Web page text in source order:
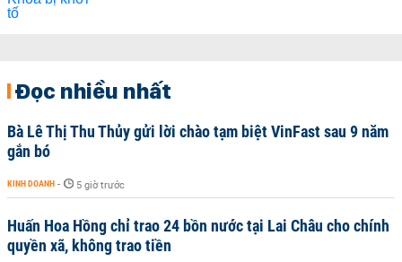
Đọc nhiều nhất
Bà Lê Thị Thu Thủy gửi lời chào tạm biệt VinFast sau 9 năm
gắn bó
KINH DOANH - 5 giờ trước
Huấn Hoa Hồng chỉ trao 24 bồn nước tại Lai Châu cho chính
quyền xã, không trao tiền